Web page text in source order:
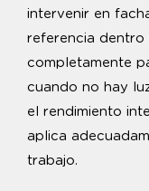
intervenir en
referencia dentro
completamente
cuando no hay
el rendimiento
aplica
trabajo.